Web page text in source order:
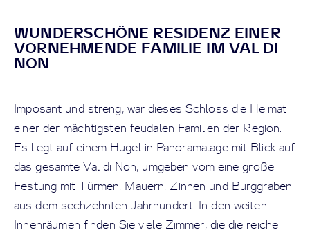
WUNDERSCHÖNE RESIDENZ EINER
VORNEHMENDE FAMILIE IM VAL DI
NON
Imposant und streng, war dieses Schloss die Heimat
einer der mächtigsten feudalen Familien der Region.
Es liegt auf einem Hügel in Panoramalage mit Blick auf
das gesamte Val di Non, umgeben vom eine große
Festung mit Türmen, Mauern, Zinnen und Burggraben
aus dem sechzehnten Jahrhundert. In den weiten
Innenräumen finden Sie viele Zimmer, die die reiche